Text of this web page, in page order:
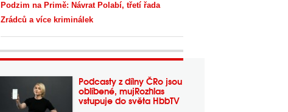
Podzim na Primě: Návrat Polabí, třetí řada
Zrádců a více kriminálek
Podcasty z dílny ČRo jsou
oblíbené, mujRozhlas
vstupuje do světa HbbTV